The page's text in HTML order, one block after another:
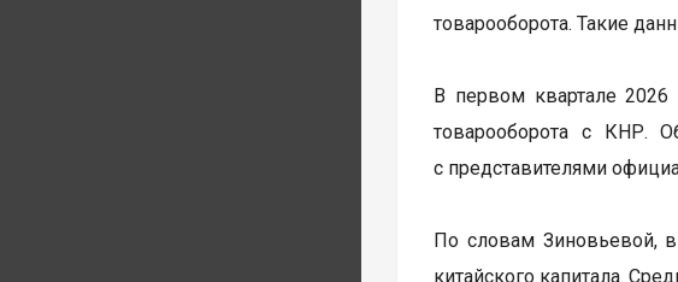
товарооборота. Такие
В первом квартале
товарооборота с КНР.
с представителями
По словам Зиновьевой,
китайского капитала.